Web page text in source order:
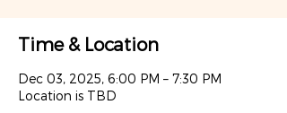
Time & Location
Dec 03, 2025, 6:00 PM – 7:30 PM
Location is TBD